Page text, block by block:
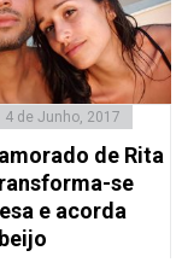
4 de Junho, 2017
de Rita
se
e acorda